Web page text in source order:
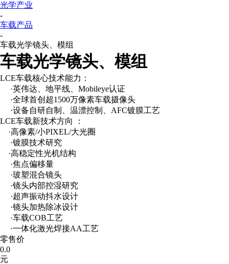
光学产业
-
车载产品
-
车载光学镜头、模组
车载光学镜头、模组
LCE车载核心技术能力：
·英伟达、地平线、Mobileye认证
·全球首创超1500万像素车载摄像头
·设备自研自制、温漂控制、AFC镀膜工艺
LCE车载新技术方向 ：
·高像素/小PIXEL/大光圈
·镀膜技术研究
·高稳定性光机结构
·焦点偏移量
·玻塑混合镜头
·镜头内部控湿研究
·超声振动抖水设计
·镜头加热除冰设计
·车载COB工艺
·一体化激光焊接AA工艺
零售价
0.0
元